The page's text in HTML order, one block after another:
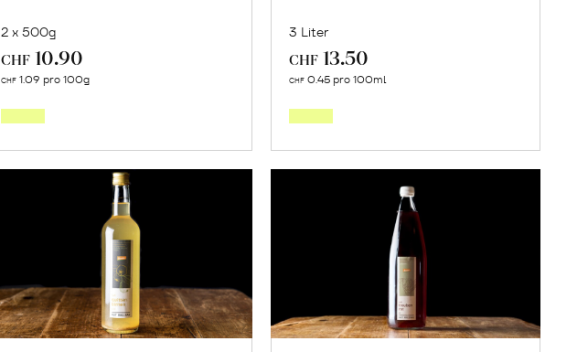
2 x 500g
CHF 10.90
CHF 1.09 pro 100g
3 Liter
CHF 13.50
CHF 0.45 pro 100ml